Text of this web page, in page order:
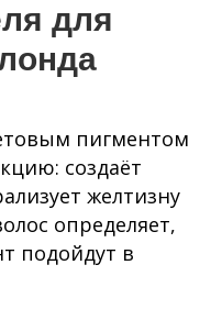
для
пигментом
создаёт
желтизну
определяет,
подойдут в